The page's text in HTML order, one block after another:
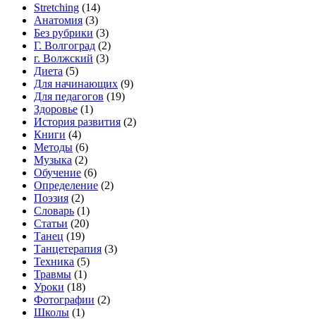
Stretching (14)
Анатомия (3)
Без рубрики (3)
Г. Волгоград (2)
г. Волжский (3)
Диета (5)
Для начинающих (9)
Для педагогов (19)
Здоровье (1)
История развития (2)
Книги (4)
Методы (6)
Музыка (2)
Обучение (6)
Определение (2)
Поэзия (2)
Словарь (1)
Статьи (20)
Танец (19)
Танцетерапия (3)
Техника (5)
Травмы (1)
Уроки (18)
Фотографии (2)
Школы (1)